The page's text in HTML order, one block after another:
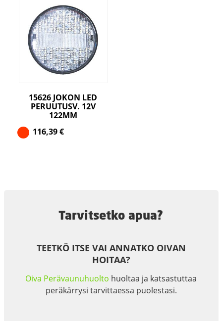
15626 JOKON LED
PERUUTUSV. 12V
122MM
116,39€
Tarvitsetko apua?
TEETKÖ ITSE VAI ANNATKO OIVAN
HOITAA?
Oiva Perävaunuhuolto huoltaa ja katsastuttaa
peräkärrysi tarvittaessa puolestasi.